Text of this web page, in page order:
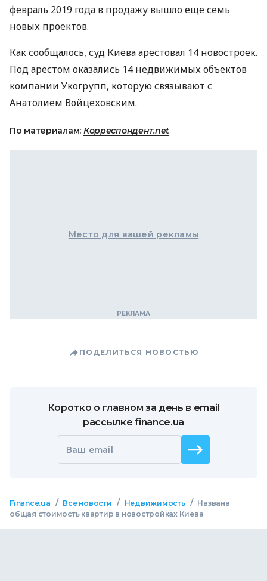
февраль 2019 года в продажу вышло еще семь
новых проектов.
Как сообщалось, суд Киева арестовал 14 новостроек.
Под арестом оказались 14 недвижимых объектов
компании Укогрупп, которую связывают с
Анатолием Войцеховским.
По материалам: Корреспондент.net
Место для вашей рекламы
ПОДЕЛИТЬСЯ НОВОСТЬЮ
Коротко о главном за день в email
рассылке finance.ua
Ваш email
Finance.ua / Все новости / Недвижимость / Названа
общая стоимость квартир в новостройках Киева